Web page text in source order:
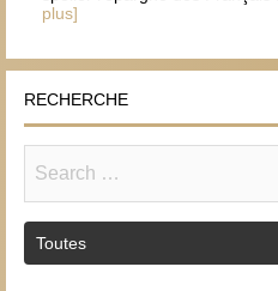
conférence le 30 septembre à St
plus]
RECHERCHE